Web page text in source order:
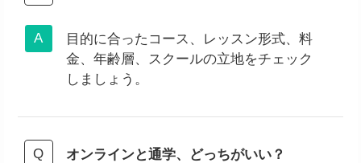
目的に合ったコース、レッスン形式、料
金、年齢層、スクールの立地をチェック
しましょう。
オンラインと通学、どっちがいい？